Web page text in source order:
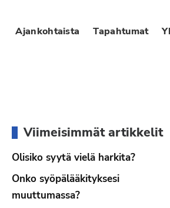
Ajankohtaista Tapahtumat
sivupalkki
Viimeisimmät artikkelit
Olisiko syytä vielä harkita?
Onko syöpälääkityksesi
muuttumassa?